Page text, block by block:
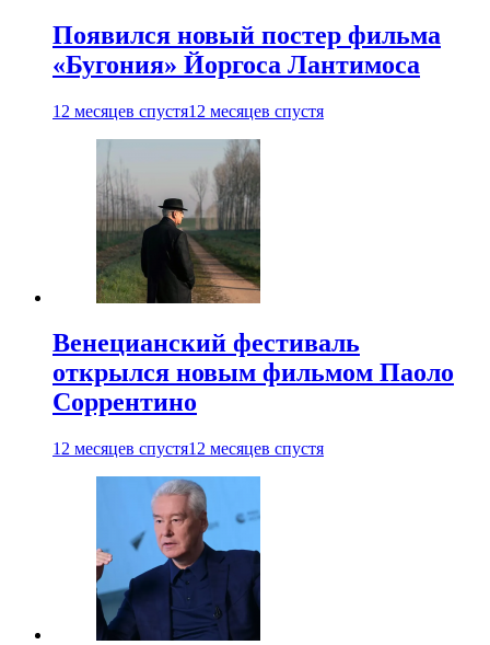
Появился новый постер фильма
«Бугония» Йоргоса Лантимоса
12 месяцев спустя12 месяцев спустя
Венецианский фестиваль
открылся новым фильмом Паоло
Соррентино
12 месяцев спустя12 месяцев спустя